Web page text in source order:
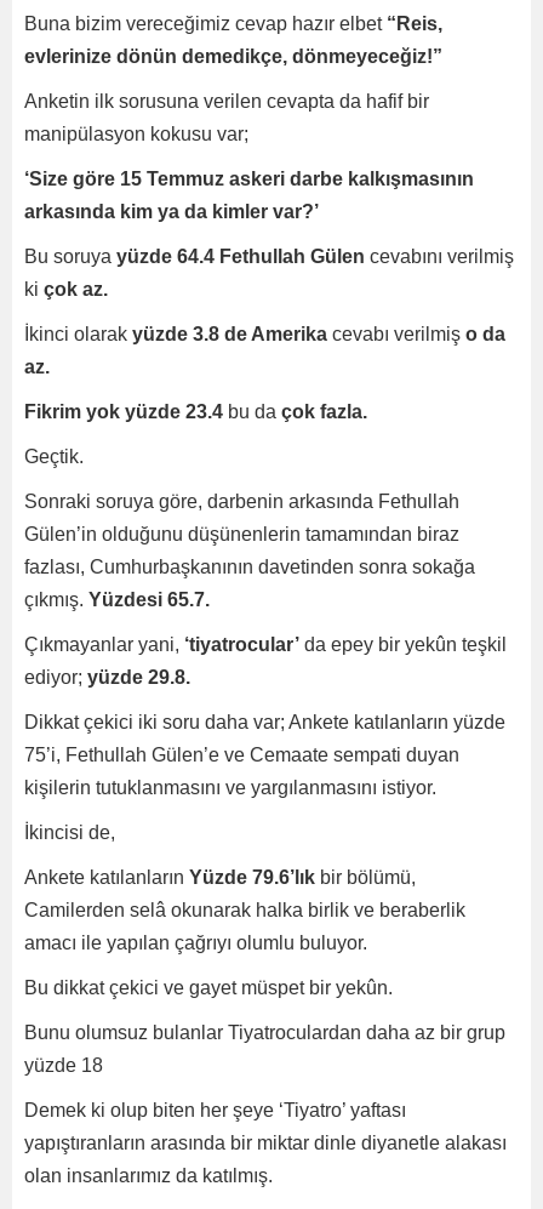
Buna bizim vereceğimiz cevap hazır elbet “Reis,
evlerinize dönün demedikçe, dönmeyeceğiz!”
Anketin ilk sorusuna verilen cevapta da hafif bir
manipülasyon kokusu var;
‘Size göre 15 Temmuz askeri darbe kalkışmasının
arkasında kim ya da kimler var?’
Bu soruya yüzde 64.4 Fethullah Gülen cevabını verilmiş
ki çok az.
İkinci olarak yüzde 3.8 de Amerika cevabı verilmiş o da
az.
Fikrim yok yüzde 23.4 bu da çok fazla.
Geçtik.
Sonraki soruya göre, darbenin arkasında Fethullah
Gülen’in olduğunu düşünenlerin tamamından biraz
fazlası, Cumhurbaşkanının davetinden sonra sokağa
çıkmış. Yüzdesi 65.7.
Çıkmayanlar yani, ‘tiyatrocular’ da epey bir yekûn teşkil
ediyor; yüzde 29.8.
Dikkat çekici iki soru daha var; Ankete katılanların yüzde
75’i, Fethullah Gülen’e ve Cemaate sempati duyan
kişilerin tutuklanmasını ve yargılanmasını istiyor.
İkincisi de,
Ankete katılanların Yüzde 79.6’lık bir bölümü,
Camilerden selâ okunarak halka birlik ve beraberlik
amacı ile yapılan çağrıyı olumlu buluyor.
Bu dikkat çekici ve gayet müspet bir yekûn.
Bunu olumsuz bulanlar Tiyatroculardan daha az bir grup
yüzde 18
Demek ki olup biten her şeye ‘Tiyatro’ yaftası
yapıştıranların arasında bir miktar dinle diyanetle alakası
olan insanlarımız da katılmış.